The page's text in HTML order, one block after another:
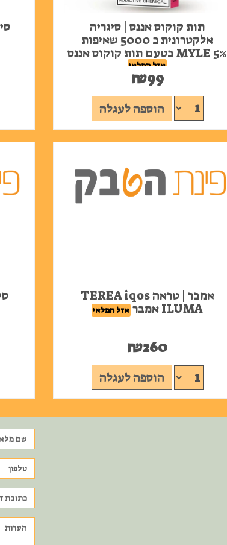
תות קוקוס אננס | סיגריה
אלקטרונית כ 5000 שאיפות
MYLE 5% בטעם תות קוקוס אננס
אזל המלאי
₪99
הוספה לעגלה
אמבר | טראה TEREA iqos
ILUMA אמבר
אזל המלאי
₪260
הוספה לעגלה